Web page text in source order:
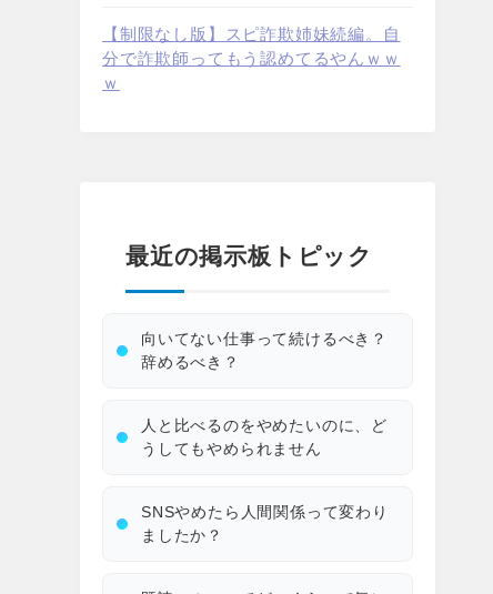
【制限なし版】スピ詐欺姉妹続編。自
分で詐欺師ってもう認めてるやんｗｗ
ｗ
最近の掲示板トピック
向いてない仕事って続けるべき？
辞めるべき？
人と比べるのをやめたいのに、ど
うしてもやめられません
SNSやめたら人間関係って変わり
ましたか？